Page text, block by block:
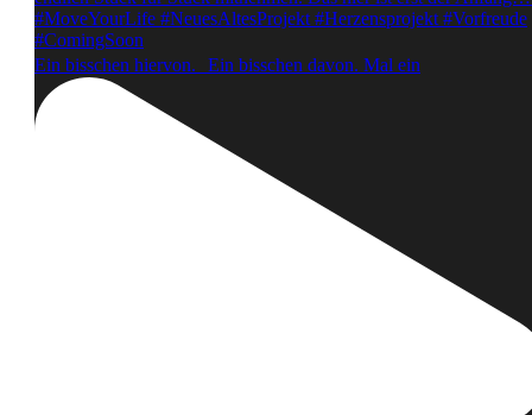
Ein bisschen hiervon. Ein bisschen davon. Mal ein